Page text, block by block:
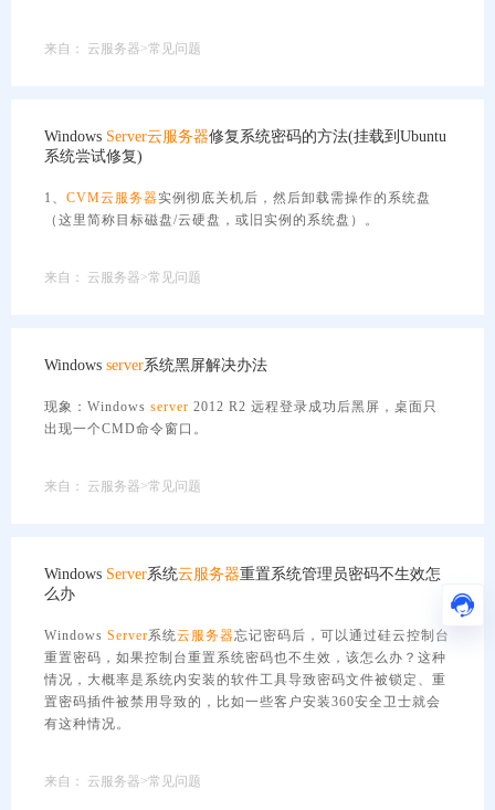
来自： 云服务器>常见问题
Windows Server云服务器修复系统密码的方法(挂载到Ubuntu
系统尝试修复)
1、 CVM云服务器实例彻底关机后，然后卸载需操作的系统盘
（这里简称目标磁盘/云硬盘，或旧实例的系统盘）。
来自： 云服务器>常见问题
Windows server系统黑屏解决办法
现象：Windows server 2012 R2 远程登录成功后黑屏，桌面只
出现一个CMD命令窗口。
来自： 云服务器>常见问题
Windows Server系统云服务器重置系统管理员密码不生效怎
么办
Windows Server系统云服务器忘记密码后，可以通过硅云控制台
重置密码，如果控制台重置系统密码也不生效，该怎么办？这种
情况，大概率是系统内安装的软件工具导致密码文件被锁定、重
置密码插件被禁用导致的，比如一些客户安装360安全卫士就会
有这种情况。
来自： 云服务器>常见问题